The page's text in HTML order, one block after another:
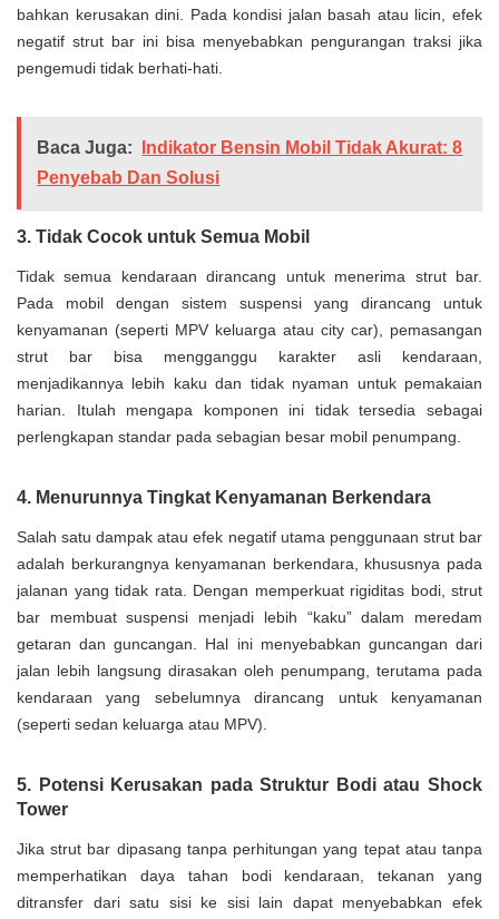
bahkan kerusakan dini. Pada kondisi jalan basah atau licin, efek
negatif strut bar ini bisa menyebabkan pengurangan traksi jika
pengemudi tidak berhati-hati.
Baca Juga:
Indikator Bensin Mobil Tidak Akurat: 8
Penyebab Dan Solusi
3. Tidak Cocok untuk Semua Mobil
Tidak semua kendaraan dirancang untuk menerima strut bar.
Pada mobil dengan sistem suspensi yang dirancang untuk
kenyamanan (seperti MPV keluarga atau city car), pemasangan
strut bar bisa mengganggu karakter asli kendaraan,
menjadikannya lebih kaku dan tidak nyaman untuk pemakaian
harian. Itulah mengapa komponen ini tidak tersedia sebagai
perlengkapan standar pada sebagian besar mobil penumpang.
4. Menurunnya Tingkat Kenyamanan Berkendara
Salah satu dampak atau efek negatif utama penggunaan strut bar
adalah berkurangnya kenyamanan berkendara, khususnya pada
jalanan yang tidak rata. Dengan memperkuat rigiditas bodi, strut
bar membuat suspensi menjadi lebih “kaku” dalam meredam
getaran dan guncangan. Hal ini menyebabkan guncangan dari
jalan lebih langsung dirasakan oleh penumpang, terutama pada
kendaraan yang sebelumnya dirancang untuk kenyamanan
(seperti sedan keluarga atau MPV).
5. Potensi Kerusakan pada Struktur Bodi atau Shock
Tower
Jika strut bar dipasang tanpa perhitungan yang tepat atau tanpa
memperhatikan daya tahan bodi kendaraan, tekanan yang
ditransfer dari satu sisi ke sisi lain dapat menyebabkan efek